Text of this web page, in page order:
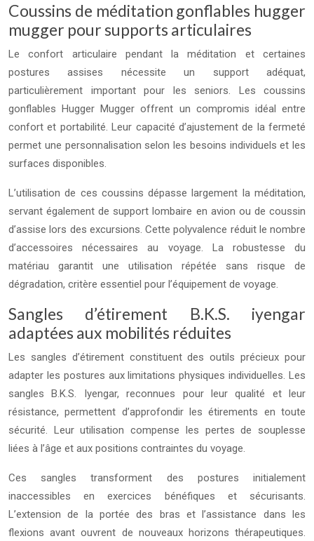
Coussins de méditation gonflables hugger
mugger pour supports articulaires
Le confort articulaire pendant la méditation et certaines
postures assises nécessite un support adéquat,
particulièrement important pour les seniors. Les coussins
gonflables Hugger Mugger offrent un compromis idéal entre
confort et portabilité. Leur capacité d’ajustement de la fermeté
permet une personnalisation selon les besoins individuels et les
surfaces disponibles.
L’utilisation de ces coussins dépasse largement la méditation,
servant également de support lombaire en avion ou de coussin
d’assise lors des excursions. Cette polyvalence réduit le nombre
d’accessoires nécessaires au voyage. La robustesse du
matériau garantit une utilisation répétée sans risque de
dégradation, critère essentiel pour l’équipement de voyage.
Sangles d’étirement B.K.S. iyengar
adaptées aux mobilités réduites
Les sangles d’étirement constituent des outils précieux pour
adapter les postures aux limitations physiques individuelles. Les
sangles B.K.S. Iyengar, reconnues pour leur qualité et leur
résistance, permettent d’approfondir les étirements en toute
sécurité. Leur utilisation compense les pertes de souplesse
liées à l’âge et aux positions contraintes du voyage.
Ces sangles transforment des postures initialement
inaccessibles en exercices bénéfiques et sécurisants.
L’extension de la portée des bras et l’assistance dans les
flexions avant ouvrent de nouveaux horizons thérapeutiques.